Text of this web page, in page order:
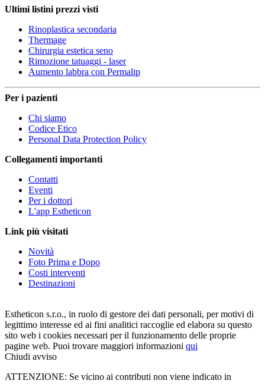
Ultimi listini prezzi visti
Rinoplastica secondaria
Thermage
Chirurgia estetica seno
Rimozione tatuaggi - laser
Aumento labbra con Permalip
Per i pazienti
Chi siamo
Codice Etico
Personal Data Protection Policy
Collegamenti importanti
Contatti
Eventi
Per i dottori
L'app Estheticon
Link più visitati
Novità
Foto Prima e Dopo
Costi interventi
Destinazioni
Estheticon s.r.o., in ruolo di gestore dei dati personali, per motivi di
legittimo interesse ed ai fini analitici raccoglie ed elabora su questo
sito web i cookies necessari per il funzionamento delle proprie
pagine web. Puoi trovare maggiori informazioni qui
Chiudi avviso
ATTENZIONE: Se vicino ai contributi non viene indicato in